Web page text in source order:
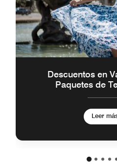
Descuentos en
Paquetes de
Leer